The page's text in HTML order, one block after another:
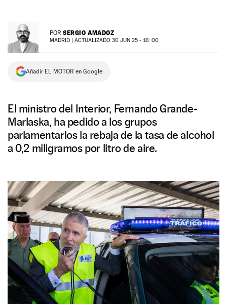
NEWSLETTER POR SERGIO AMADOZ
MADRID | ACTUALIZADO 30 JUN 25 - 16: 00
Añadir EL MOTOR en Google
El ministro del Interior, Fernando Grande-
Marlaska, ha pedido a los grupos
parlamentarios la rebaja de la tasa de alcohol
a 0,2 miligramos por litro de aire.